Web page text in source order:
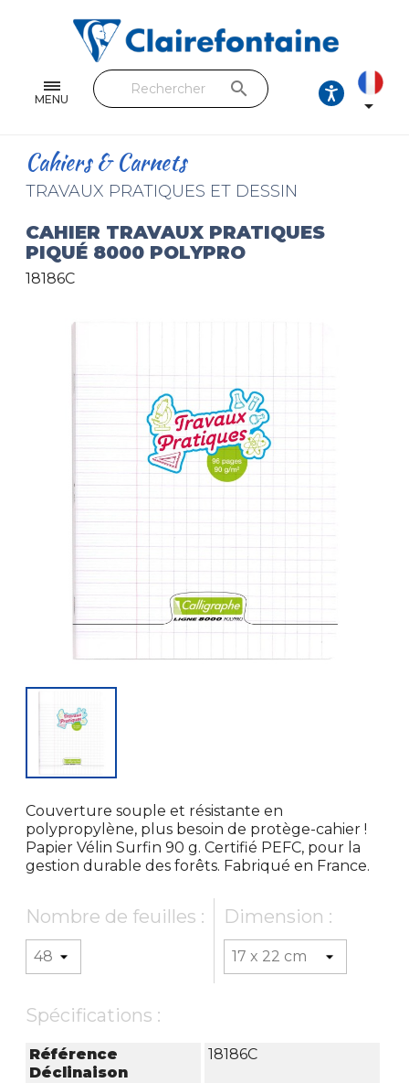
MENU
Feuilles & Copies
Beaux-arts & Dessin
Loisirs créatifs
Cuir & trousses
search

Cahiers & Carnets
TRAVAUX PRATIQUES ET DESSIN
CAHIER TRAVAUX PRATIQUES
PIQUÉ 8000 POLYPRO
18186C
Couverture souple et résistante en
polypropylène, plus besoin de protège-cahier !
Papier Vélin Surfin 90 g. Certifié PEFC, pour la
gestion durable des forêts. Fabriqué en France.
Nombre de feuilles : Dimension :
Spécifications :
Référence
Déclinaison
18186C